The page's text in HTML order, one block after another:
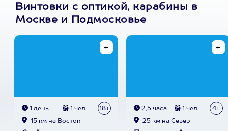
Винтовки с оптикой, карабины в
Москве и Подмосковье
1 день 1 чел 18+
15 км на Восток
2,5 часа 1 чел 4+
25 км на Север